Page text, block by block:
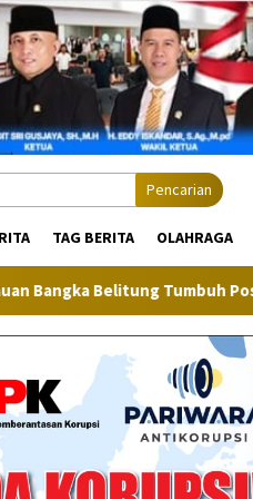
Pencarian
TAG BERITA OLAHRAGA
Positif Inflasi